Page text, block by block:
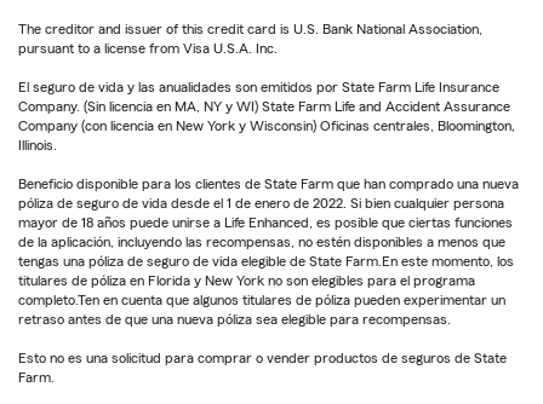
The creditor and issuer of this credit card is U.S. Bank National Association,
pursuant to a license from Visa U.S.A. Inc.
El seguro de vida y las anualidades son emitidos por State Farm Life Insurance
Company. (Sin licencia en MA, NY y WI) State Farm Life and Accident Assurance
Company (con licencia en New York y Wisconsin) Oficinas centrales, Bloomington,
Illinois.
Beneficio disponible para los clientes de State Farm que han comprado una nueva
póliza de seguro de vida desde el 1 de enero de 2022. Si bien cualquier persona
mayor de 18 años puede unirse a Life Enhanced, es posible que ciertas funciones
de la aplicación, incluyendo las recompensas, no estén disponibles a menos que
tengas una póliza de seguro de vida elegible de State Farm.En este momento, los
titulares de póliza en Florida y New York no son elegibles para el programa
completo.Ten en cuenta que algunos titulares de póliza pueden experimentar un
retraso antes de que una nueva póliza sea elegible para recompensas.
Esto no es una solicitud para comprar o vender productos de seguros de State
Farm.